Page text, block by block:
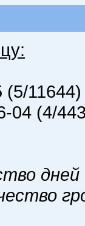
(5/
04 (4/